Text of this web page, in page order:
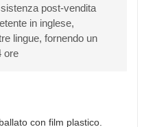
post-vendita
in inglese,
lingue, fornendo un
ore
con film plastico.